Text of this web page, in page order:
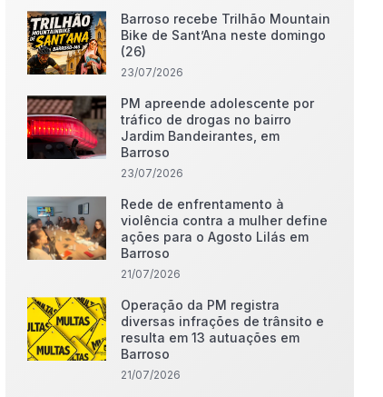
Barroso recebe Trilhão Mountain
Bike de Sant’Ana neste domingo
(26)
23/07/2026
PM apreende adolescente por
tráfico de drogas no bairro
Jardim Bandeirantes, em
Barroso
23/07/2026
Rede de enfrentamento à
violência contra a mulher define
ações para o Agosto Lilás em
Barroso
21/07/2026
Operação da PM registra
diversas infrações de trânsito e
resulta em 13 autuações em
Barroso
21/07/2026